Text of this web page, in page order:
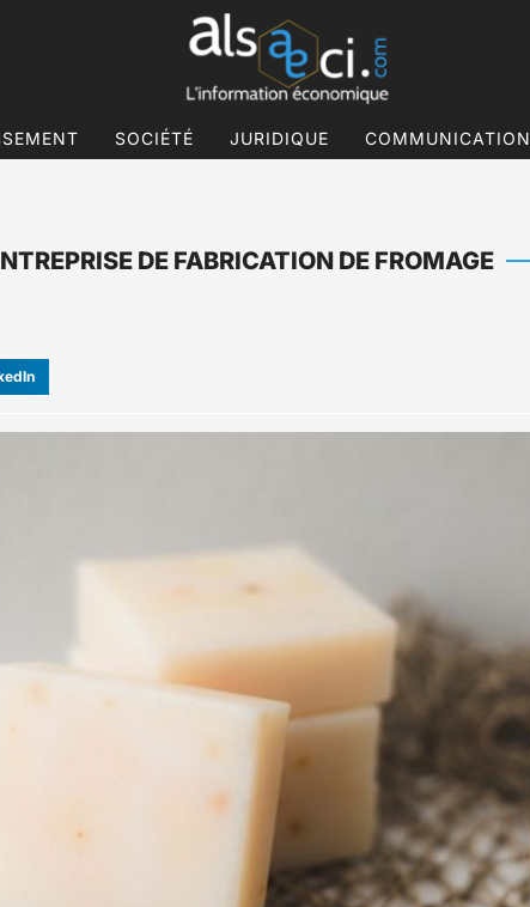
SOCIÉTÉ JURIDIQUE COMMUNICATION
DE FABRICATION DE FROMAGE